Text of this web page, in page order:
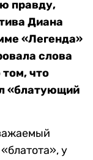
правду,
Диана
«Легенда»
слова
что
«блатующий
у